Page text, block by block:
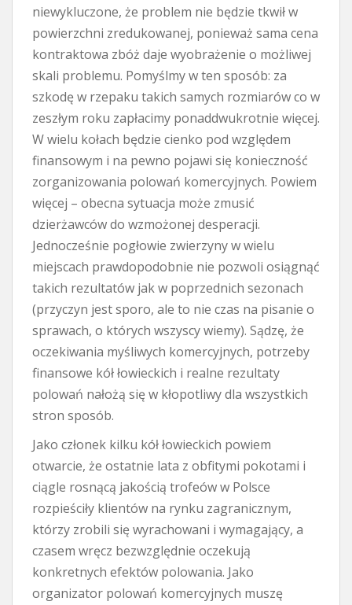
niewykluczone, że problem nie będzie tkwił w
powierzchni zredukowanej, ponieważ sama cena
kontraktowa zbóż daje wyobrażenie o możliwej
skali problemu. Pomyślmy w ten sposób: za
szkodę w rzepaku takich samych rozmiarów co w
zeszłym roku zapłacimy ponaddwukrotnie więcej.
W wielu kołach będzie cienko pod względem
finansowym i na pewno pojawi się konieczność
zorganizowania polowań komercyjnych. Powiem
więcej – obecna sytuacja może zmusić
dzierżawców do wzmożonej desperacji.
Jednocześnie pogłowie zwierzyny w wielu
miejscach prawdopodobnie nie pozwoli osiągnąć
takich rezultatów jak w poprzednich sezonach
(przyczyn jest sporo, ale to nie czas na pisanie o
sprawach, o których wszyscy wiemy). Sądzę, że
oczekiwania myśliwych komercyjnych, potrzeby
finansowe kół łowieckich i realne rezultaty
polowań nałożą się w kłopotliwy dla wszystkich
stron sposób.
Jako członek kilku kół łowieckich powiem
otwarcie, że ostatnie lata z obfitymi pokotami i
ciągle rosnącą jakością trofeów w Polsce
rozpieściły klientów na rynku zagranicznym,
którzy zrobili się wyrachowani i wymagający, a
czasem wręcz bezwzględnie oczekują
konkretnych efektów polowania. Jako
organizator polowań komercyjnych muszę